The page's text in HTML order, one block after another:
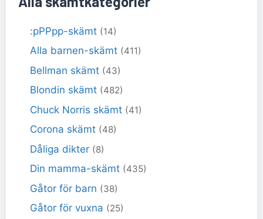
:pPPpp-skämt (14)
Alla barnen-skämt (411)
Bellman skämt (43)
Blondin skämt (482)
Chuck Norris skämt (41)
Corona skämt (48)
Dåliga dikter (8)
Din mamma-skämt (435)
Gåtor för barn (38)
Gåtor för vuxna (25)